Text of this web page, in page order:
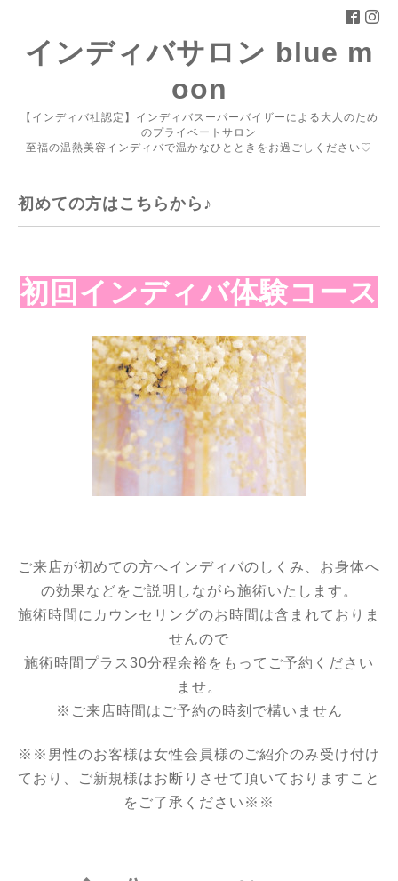
インディバサロン blue m
oon
【インディバ社認定】インディバスーパーバイザーによる大人のため
のプライベートサロン
至福の温熱美容インディバで温かなひとときをお過ごしください♡
初めての方はこちらから♪
初回インディバ体験コース
ご来店が初めての方へインディバのしくみ、お身体へ
の効果などをご説明しながら施術いたします。
施術時間にカウンセリングのお時間は含まれておりま
せんので
施術時間プラス30分程余裕をもってご予約ください
ませ。
※ご来店時間はご予約の時刻で構いません
※※男性のお客様は女性会員様のご紹介のみ受け付け
ており、ご新規様はお断りさせて頂いておりますこと
をご了承ください※※